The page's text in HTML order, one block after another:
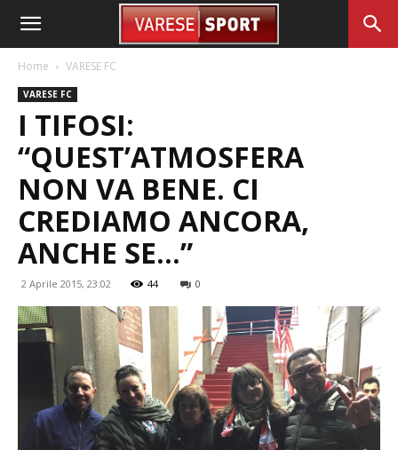
Home VARESE FC
VARESE FC
I TIFOSI:
“QUEST’ATMOSFERA
NON VA BENE. CI
CREDIAMO ANCORA,
ANCHE SE…”
2 Aprile 2015, 23:02 44 0